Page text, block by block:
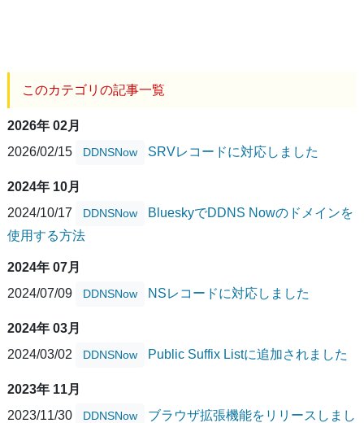
このカテゴリの記事一覧
2026年 02月
2026/02/15
DDNSNow SRVレコードに対応しました
2024年 10月
2024/10/17
DDNSNow
BlueskyでDDNS Nowのドメインを
使用する方法
2024年 07月
2024/07/09
DDNSNow NSレコードに対応しました
2024年 03月
2024/03/02
DDNSNow Public Suffix Listに追加されました
2023年 11月
2023/11/30
DDNSNow
ブラウザ拡張機能をリリースしまし